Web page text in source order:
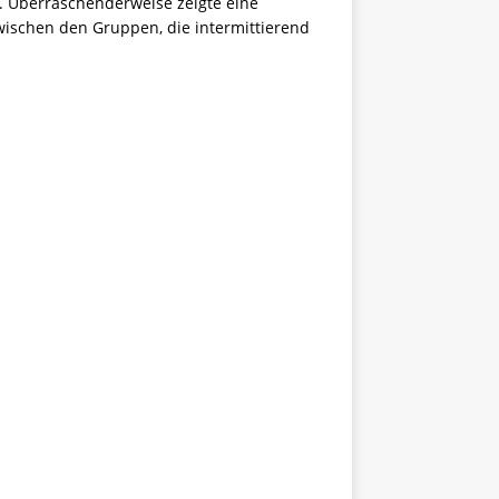
den Gruppen, die intermittierend